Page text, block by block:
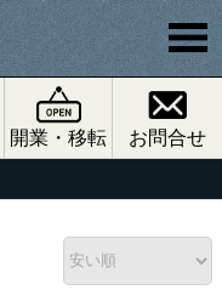
開業・移転 お問合せ